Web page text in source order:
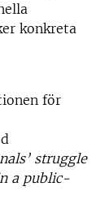
konkreta
för
struggle
a public-